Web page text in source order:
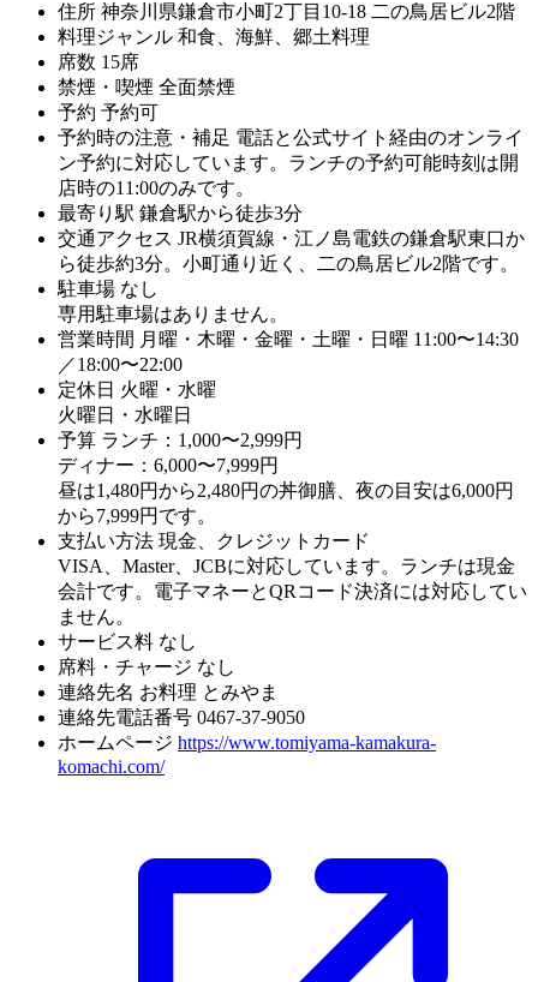
住所 神奈川県鎌倉市小町2丁目10-18 二の鳥居ビル2階
料理ジャンル 和食、海鮮、郷土料理
席数 15席
禁煙・喫煙 全面禁煙
予約 予約可
予約時の注意・補足 電話と公式サイト経由のオンライ
ン予約に対応しています。ランチの予約可能時刻は開
店時の11:00のみです。
最寄り駅 鎌倉駅から徒歩3分
交通アクセス JR横須賀線・江ノ島電鉄の鎌倉駅東口か
ら徒歩約3分。小町通り近く、二の鳥居ビル2階です。
駐車場 なし
専用駐車場はありません。
営業時間 月曜・木曜・金曜・土曜・日曜 11:00〜14:30
／18:00〜22:00
定休日 火曜・水曜
火曜日・水曜日
予算 ランチ：1,000〜2,999円
ディナー：6,000〜7,999円
昼は1,480円から2,480円の丼御膳、夜の目安は6,000円
から7,999円です。
支払い方法 現金、クレジットカード
VISA、Master、JCBに対応しています。ランチは現金
会計です。電子マネーとQRコード決済には対応してい
ません。
サービス料 なし
席料・チャージ なし
連絡先名 お料理 とみやま
連絡先電話番号 0467-37-9050
ホームページ https://www.tomiyama-kamakura-
komachi.com/